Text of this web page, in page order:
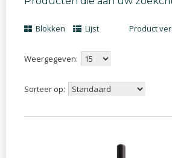
Blokken Lijst Product
Weergegeven:
Sorteer op: